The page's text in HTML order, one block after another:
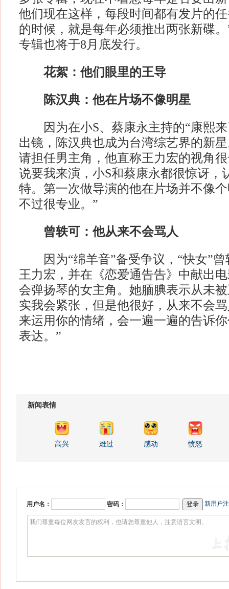
他们现在这样，每段时间都有发片的
的时候，就是每年必须推出两张新碟
专辑也将于8月底发行。
花絮：他们眼里的王导
陈汉典：他在片场不像明星
因为在小S、蔡康永主持的“康熙来
出镜，陈汉典也成为台湾综艺界的新
请担任男主角，他直称王力宏的视角
说要我来演，小S和蔡康永都很惊讶，
特。第一次做导演的他在片场并不像
不过很专业。”
曾轶可：他从来不会骂人
因为“绵羊音”备受争议，“快女”曾
王力宏，并在《恋爱通告告》中献出
会弹扬琴的女主角。她腼腆表示从未
实我会紧张，但是他很好，从来不会
来运用你的情绪，会一遍一遍的告诉
表达。”
新闻表情
高兴 难过 感动 愤怒
用户名： 密码： 新用户